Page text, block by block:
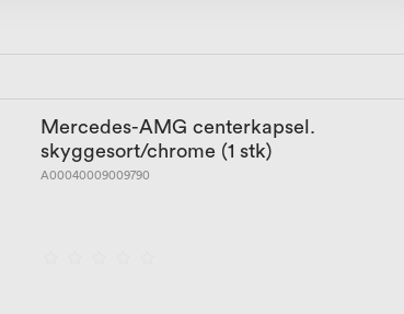
Mercedes-AMG centerkapsel.
skyggesort/chrome (1 stk)
A00040009009790